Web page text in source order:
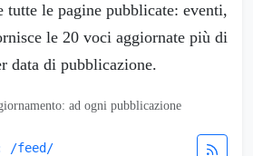
tutte le pagine pubblicate: eventi,
le 20 voci aggiornate più di
data di pubblicazione.
ad ogni pubblicazione
/feed/